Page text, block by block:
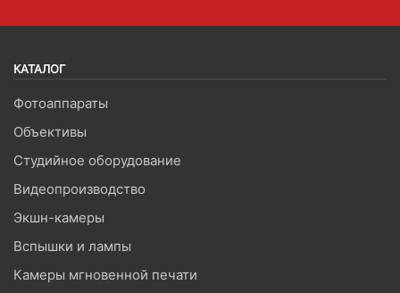
КАТАЛОГ
Фотоаппараты
Объективы
Студийное оборудование
Видеопроизводство
Экшн-камеры
Вспышки и лампы
Камеры мгновенной печати